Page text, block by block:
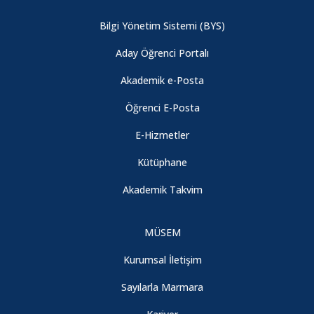
2020-2021 Eğitim-Öğretim Yılı Güz Yarıyılı Ara Sınav Uygulama
ARASINAV TARİHLERİ HAKKINDA DUYURU -
Kimya Bölümü Öğretim Üyemizin Proje Başarısı
HES Kodu Entegrasyonu Hakkında
Bilgi Yönetim Sistemi (BYS)
Aday Öğrenci Portalı
Akademik e-Posta
Öğrenci E-Posta
E-Hizmetler
Kütüphane
Akademik Takvim
MÜSEM
Kurumsal İletişim
Sayılarla Marmara